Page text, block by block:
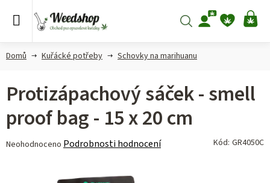
Hledat
Domů Kuřácké potřeby Schovky na marihuanu
Protizápachový sáček - smell
proof bag - 15 x 20 cm
Průměrné
Neohodnoceno Podrobnosti hodnocení Kód: GR4050C